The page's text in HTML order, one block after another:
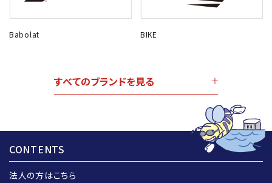
Babolat BIKE
すべてのブランドを見る
CONTENTS
法人の方はこちら